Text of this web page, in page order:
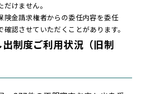
けません。
険金請求権者からの委任内容を委任
認させていただくことがあります。
制度ご利用状況（旧制